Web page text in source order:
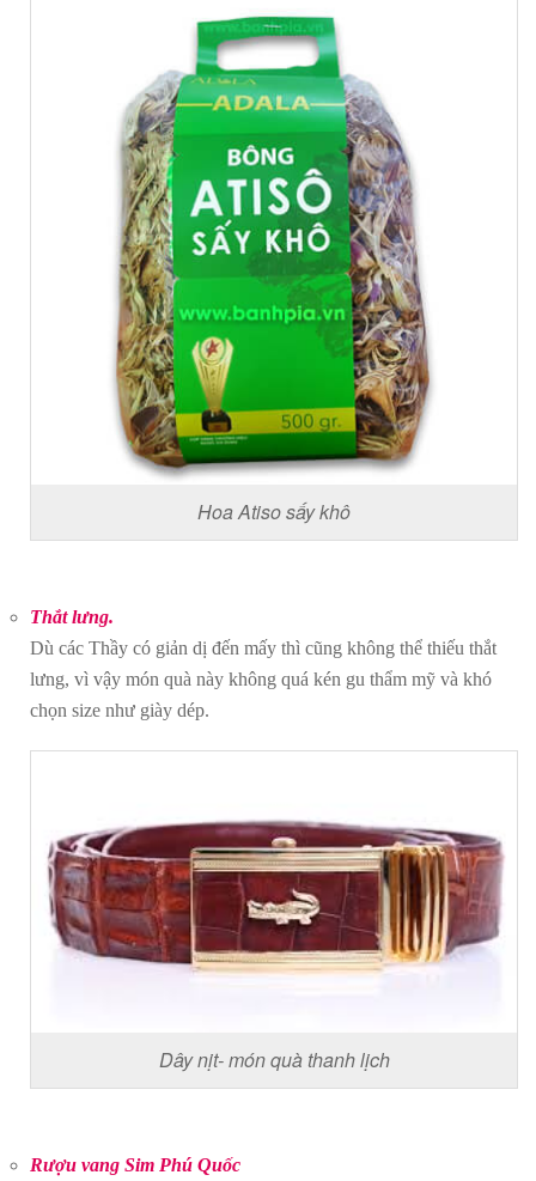
Hoa Atiso sấy khô
Thắt lưng.
Dù các Thầy có giản dị đến mấy thì cũng không thể thiếu thắt
lưng, vì vậy món quà này không quá kén gu thẩm mỹ và khó
chọn size như giày dép.
Dây nịt- món quà thanh lịch
Rượu vang Sim Phú Quốc